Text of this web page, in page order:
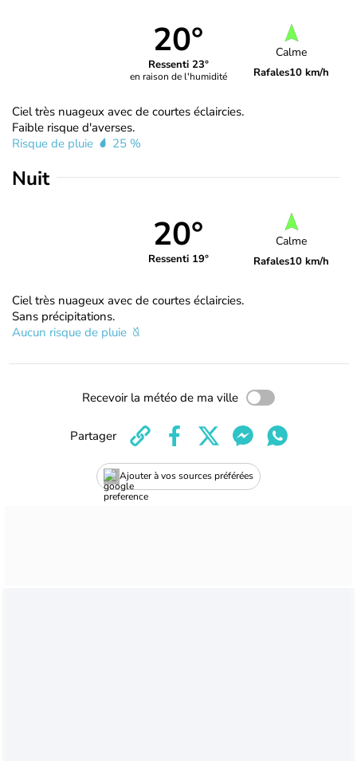
20°
Ressenti 23°
en raison de l'humidité
Calme
Rafales10 km/h
Ciel très nuageux avec de courtes éclaircies.
Faible risque d'averses.
Risque de pluie
25 %
Nuit
20°
Ressenti 19°
Calme
Rafales10 km/h
Ciel très nuageux avec de courtes éclaircies.
Sans précipitations.
Aucun risque de pluie
Recevoir la météo de ma ville
Ajouter à vos sources préférées
Partager